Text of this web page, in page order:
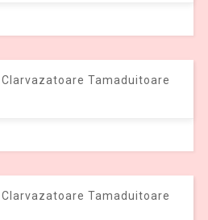
Tamaduitoare
Tamaduitoare